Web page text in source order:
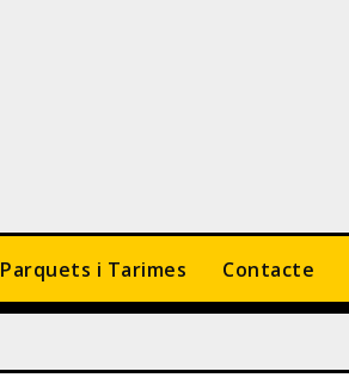
Parquets i Tarimes Contacte